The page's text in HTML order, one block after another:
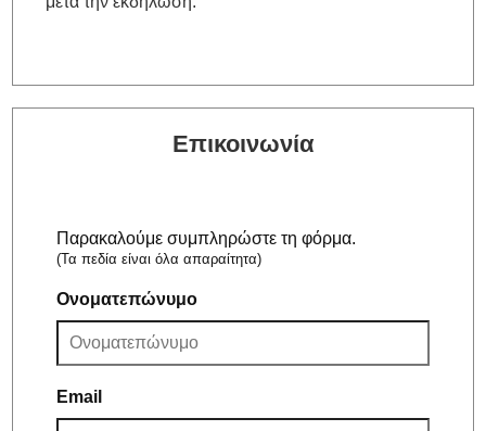
Επικοινωνία
Παρακαλούμε συμπληρώστε τη φόρμα.
(Τα πεδία είναι όλα απαραίτητα)
Ονοματεπώνυμο
Email